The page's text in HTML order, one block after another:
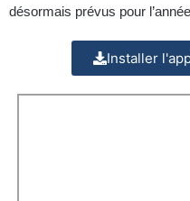
désormais prévus pour
Installer